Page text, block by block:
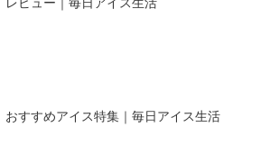
おすすめアイス特集｜毎日アイス生活